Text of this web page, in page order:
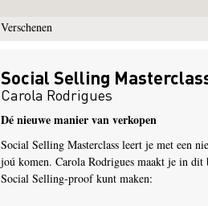
Verschenen
Social Selling
Carola Rodrigues
Dé nieuwe manier van verkopen
Social Selling Masterclass leert je met een
joú komen. Carola Rodrigues maakt je in dit
Social Selling-proof kunt maken: